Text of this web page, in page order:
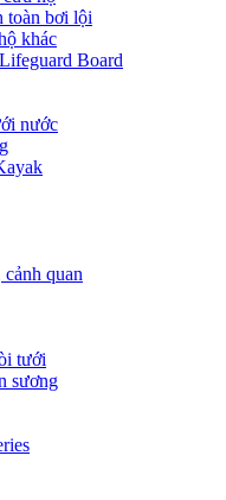
toàn bơi lội
khác
Board
nước
quan
tưới
sương